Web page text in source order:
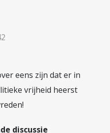
eens zijn dat er in
vrijheid heerst
discussie